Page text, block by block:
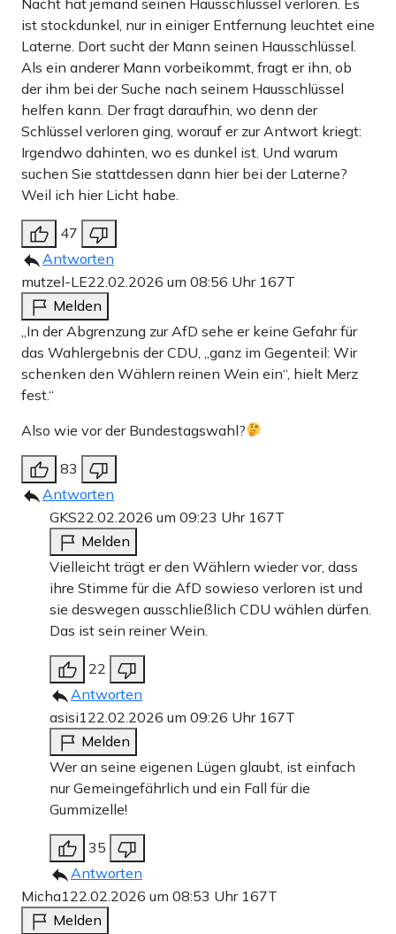
ist stockdunkel, nur in einiger Entfernung leuchtet eine
Laterne. Dort sucht der Mann seinen Hausschlüssel.
Als ein anderer Mann vorbeikommt, fragt er ihn, ob
der ihm bei der Suche nach seinem Hausschlüssel
helfen kann. Der fragt daraufhin, wo denn der
Schlüssel verloren ging, worauf er zur Antwort kriegt:
Irgendwo dahinten, wo es dunkel ist. Und warum
suchen Sie stattdessen dann hier bei der Laterne?
Weil ich hier Licht habe.
47
Antworten
mutzel-LE22.02.2026 um 08:56 Uhr 167T
Melden
„In der Abgrenzung zur AfD sehe er keine Gefahr für
das Wahlergebnis der CDU, „ganz im Gegenteil: Wir
schenken den Wählern reinen Wein ein“, hielt Merz
fest.“
Also wie vor der Bundestagswahl?
83
Antworten
GKS22.02.2026 um 09:23 Uhr 167T
Melden
Vielleicht trägt er den Wählern wieder vor, dass
ihre Stimme für die AfD sowieso verloren ist und
sie deswegen ausschließlich CDU wählen dürfen.
Das ist sein reiner Wein.
22
Antworten
asisi122.02.2026 um 09:26 Uhr 167T
Melden
Wer an seine eigenen Lügen glaubt, ist einfach
nur Gemeingefährlich und ein Fall für die
Gummizelle!
35
Antworten
Micha122.02.2026 um 08:53 Uhr 167T
Melden